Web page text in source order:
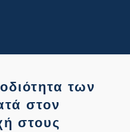
των
στον
στους